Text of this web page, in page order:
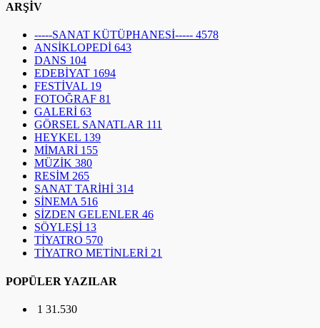
ARŞİV
-----SANAT KÜTÜPHANESİ----- 4578
ANSİKLOPEDİ 643
DANS 104
EDEBİYAT 1694
FESTİVAL 19
FOTOĞRAF 81
GALERİ 63
GÖRSEL SANATLAR 111
HEYKEL 139
MİMARİ 155
MÜZİK 380
RESİM 265
SANAT TARİHİ 314
SİNEMA 516
SİZDEN GELENLER 46
SÖYLEŞİ 13
TİYATRO 570
TİYATRO METİNLERİ 21
POPÜLER YAZILAR
1 31.530